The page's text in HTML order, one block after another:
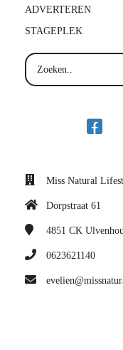
ADVERTEREN
STAGEPLEK
Miss Natural
Dorpstraat 61
4851 CK
0623621140